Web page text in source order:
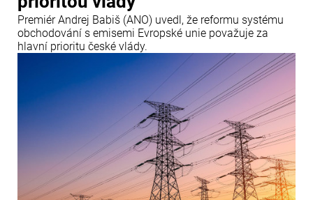
Premiér Andrej Babiš (ANO) uvedl, že reformu systému
obchodování s emisemi Evropské unie považuje za
hlavní prioritu české vlády.